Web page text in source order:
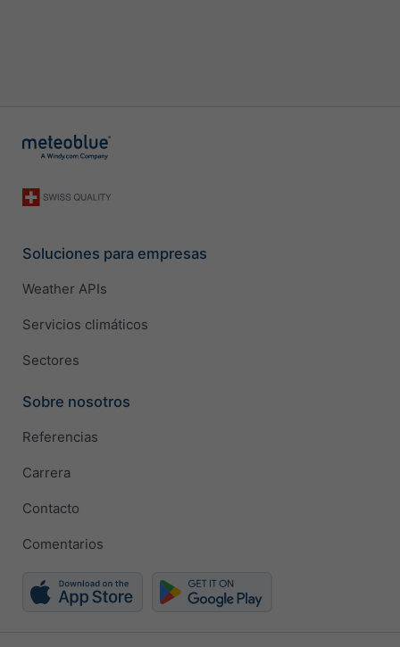
Soluciones para empresas
Weather APIs
Servicios climáticos
Sectores
Sobre nosotros
Referencias
Carrera
Contacto
Comentarios